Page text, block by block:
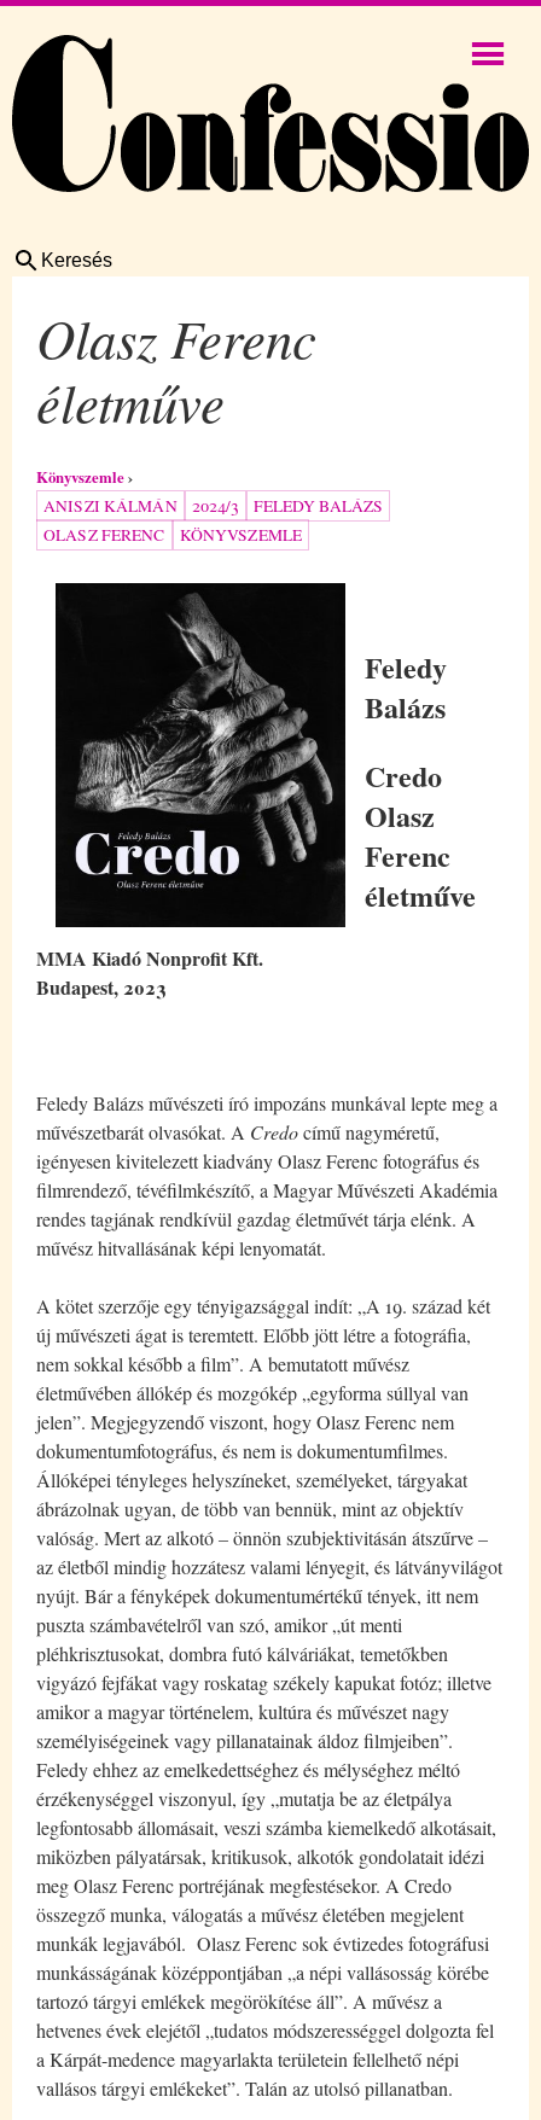
Keresés
Olasz Ferenc
életműve
Könyvszemle
ANISZI KÁLMÁN
2024/3
FELEDY BALÁZS
OLASZ FERENC
KÖNYVSZEMLE
Feledy
Balázs
Credo
Olasz
Ferenc
életműve
MMA Kiadó Nonprofit Kft.
Budapest, 2023
Feledy Balázs művészeti író impozáns munkával lepte meg a
művészetbarát olvasókat. A Credocímű nagyméretű,
igényesen kivitelezett kiadvány Olasz Ferenc fotográfus és
filmrendező, tévéfilmkészítő, a Magyar Művészeti Akadémia
rendes tagjának rendkívül gazdag életművét tárja elénk. A
művész hitvallásának képi lenyomatát.
A kötet szerzője egy tényigazsággal indít: „A 19. század két
új művészeti ágat is teremtett. Előbb jött létre a fotográfia,
nem sokkal később a film”. A bemutatott művész
életművében állókép és mozgókép „egyforma súllyal van
jelen”. Megjegyzendő viszont, hogy Olasz Ferenc nem
dokumentumfotográfus, és nem is dokumentumfilmes.
Állóképei tényleges helyszíneket, személyeket, tárgyakat
ábrázolnak ugyan, de több van bennük, mint az objektív
valóság. Mert az alkotó–önnön szubjektivitásán átszűrve–
az életből mindig hozzátesz valami lényegit, és látványvilágot
nyújt. Bár a fényképek dokumentumértékű tények, itt nem
puszta számbavételről van szó, amikor „út menti
pléhkrisztusokat, dombra futó kálváriákat, temetőkben
vigyázó fejfákat vagy roskatag székely kapukat fotóz; illetve
amikor a magyar történelem, kultúra és művészet nagy
személyiségeinek vagy pillanatainak áldoz filmjeiben”.
Feledy ehhez az emelkedettséghez és mélységhez méltó
érzékenységgel viszonyul, így „mutatja be az életpálya
legfontosabb állomásait, veszi számba kiemelkedő alkotásait,
miközben pályatársak, kritikusok, alkotók gondolatait idézi
meg Olasz Ferenc portréjának megfestésekor. A Credo
összegző munka, válogatás a művész életében megjelent
munkák legjavából. Olasz Ferenc sok évtizedes fotográfusi
munkásságának középpontjában „a népi vallásosság körébe
tartozó tárgyi emlékek megörökítése áll”. A művész a
hetvenes évek elejétől „tudatos módszerességgel dolgozta fel
a Kárpát-medence magyarlakta területein fellelhető népi
vallásos tárgyi emlékeket”. Talán az utolsó pillanatban.